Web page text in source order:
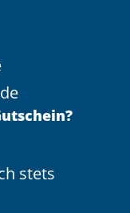
stets